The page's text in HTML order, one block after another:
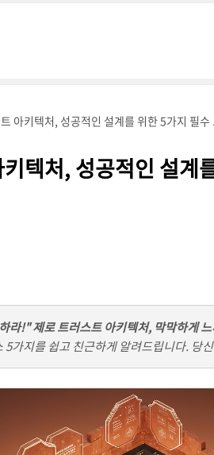
아키텍처, 성공적인 설계를 위한 5가지 필수
텍처, 성공적인 설계
라!" 제로 트러스트 아키텍처, 막막하게
5가지를 쉽고 친근하게 알려드립니다. 당